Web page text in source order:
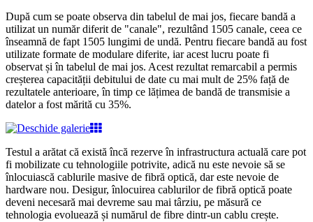
După cum se poate observa din tabelul de mai jos, fiecare bandă a
utilizat un număr diferit de "canale", rezultând 1505 canale, ceea ce
înseamnă de fapt 1505 lungimi de undă. Pentru fiecare bandă au fost
utilizate formate de modulare diferite, iar acest lucru poate fi
observat și în tabelul de mai jos. Acest rezultat remarcabil a permis
creșterea capacității debitului de date cu mai mult de 25% față de
rezultatele anterioare, în timp ce lățimea de bandă de transmisie a
datelor a fost mărită cu 35%.
Testul a arătat că există încă rezerve în infrastructura actuală care pot
fi mobilizate cu tehnologiile potrivite, adică nu este nevoie să se
înlocuiască cablurile masive de fibră optică, dar este nevoie de
hardware nou. Desigur, înlocuirea cablurilor de fibră optică poate
deveni necesară mai devreme sau mai târziu, pe măsură ce
tehnologia evoluează și numărul de fibre dintr-un cablu crește.